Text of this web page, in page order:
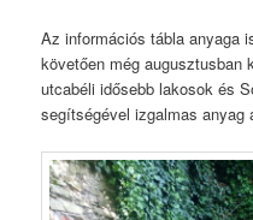
Az információs tábla anyaga
követően még augusztusban
utcabéli idősebb lakosok és
segítségével izgalmas